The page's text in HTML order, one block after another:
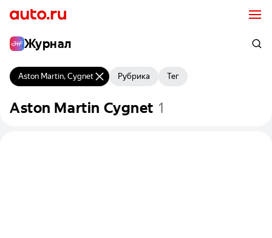
Журнал
Aston Martin, Cygnet Рубрика Тег
Aston Martin Cygnet